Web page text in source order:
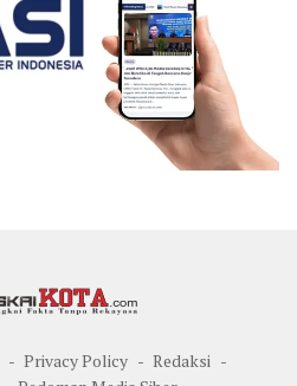
Privacy Policy
Redaksi